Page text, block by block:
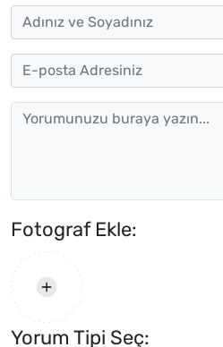
Fotograf Ekle:
Yorum Tipi Seç: